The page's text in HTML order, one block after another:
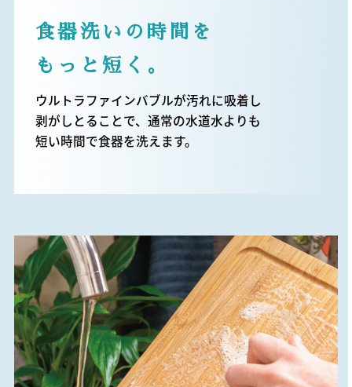
食器洗いの時間を
もっと短く。
ウルトラファインバブルが汚れに吸着し
剥がしとることで、通常の水道水よりも
短い時間で食器を洗えます。